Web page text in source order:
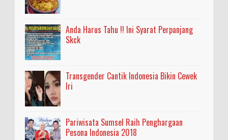
Anda Harus Tahu !! Ini Syarat Perpanjang
Skck
Transgender Cantik Indonesia Bikin Cewek
Iri
Pariwisata Sumsel Raih Penghargaan
Pesona Indonesia 2018